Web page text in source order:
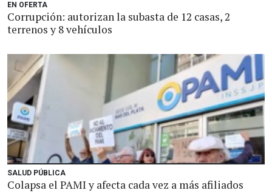
EN OFERTA
Corrupción: autorizan la subasta de 12 casas, 2
terrenos y 8 vehículos
SALUD PÚBLICA
Colapsa el PAMI y afecta cada vez a más afiliados